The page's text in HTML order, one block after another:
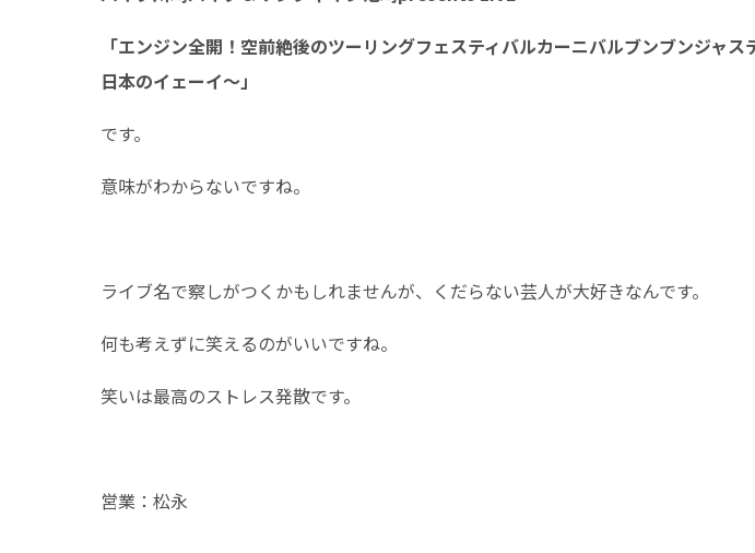
「エンジン全開！空前絶後のツーリングフェスティバルカーニバルブンブンジャ
日本のイェーイ～」
です。
意味がわからないですね。
ライブ名で察しがつくかもしれませんが、くだらない芸人が大好きなんです。
何も考えずに笑えるのがいいですね。
笑いは最高のストレス発散です。
営業：松永